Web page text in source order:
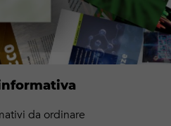
da ordinare